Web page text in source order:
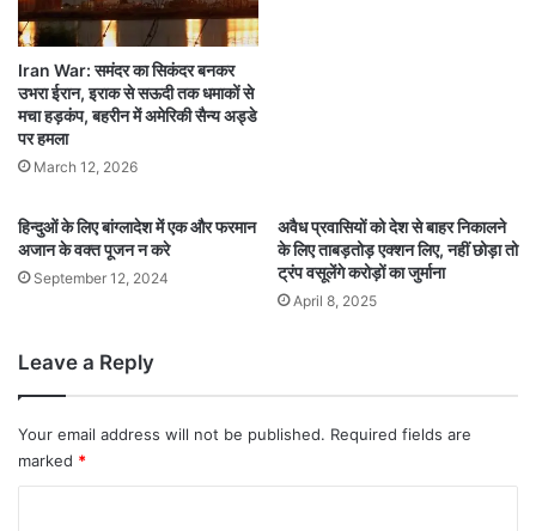
Iran War: समंदर का सिकंदर बनकर
उभरा ईरान, इराक से सऊदी तक धमाकों से
मचा हड़कंप, बहरीन में अमेरिकी सैन्य अड्डे
पर हमला
March 12, 2026
हिन्दुओं के लिए बांग्लादेश में एक और फरमान
अजान के वक्त पूजन न करे
September 12, 2024
अवैध प्रवासियों को देश से बाहर निकालने
के लिए ताबड़तोड़ एक्शन लिए, नहीं छोड़ा तो
ट्रंप वसूलेंगे करोड़ों का जुर्माना
April 8, 2025
Leave a Reply
Your email address will not be published. Required fields are
marked *